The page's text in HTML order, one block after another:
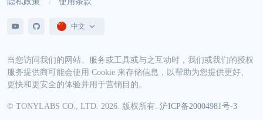
中文
当您访问我们的网站、服务或工具或与之互动时，我们或我们的授权
服务提供商可能会使用 Cookie 来存储信息，以帮助为您提供更好、
更快和更安全的体验并用于营销目的。
© TONYLABS CO., LTD. 2026. 版权所有. 沪ICP备20004981号-3